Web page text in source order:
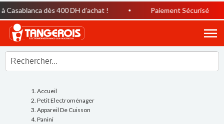
dès 400 DH d’achat ! Paiement Sécurisé
Accueil
Petit Electroménager
Appareil De Cuisson
Panini